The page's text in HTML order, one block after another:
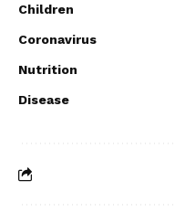
Children
Coronavirus
Nutrition
Disease